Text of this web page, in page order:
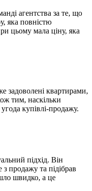
агентства за те, що
яка повністю
цьому мала ціну, яка
задоволені квартирами,
тим, наскільки
купівлі-продажу.
підхід. Він
продажу та підібрав
швидко, а це